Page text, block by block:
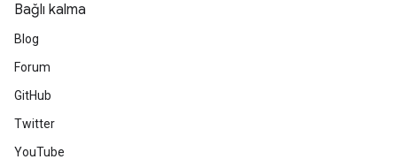
Bağlı kalma
Blog
Forum
GitHub
Twitter
YouTube